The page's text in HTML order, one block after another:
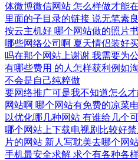
体微博微信网站 怎么样做才能
里面的子目录的链接 说无笔素
按云主机好 哪个网站做的照片
哪些网络公司啊 夏天情侣装好
吗在那个网站上谢谢 我需要为
有哪些费用 的人怎样获利例如
不会是自己纯粹做
要网络推广可是我不知道怎么
网站啊 哪个网站有免费的凉菜
以优化哪几种网站 有谁给几个
哪个网站上下载电视剧比较好
片的网站 新人写耽美去哪个网
手机最安全求解 求个有各种各